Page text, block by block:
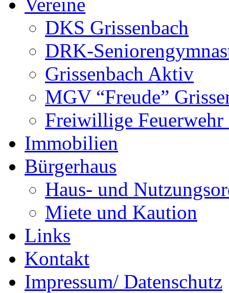
DKS Grissenbach
DRK-
Grissenbach Aktiv
MGV “Freude”
Freiwillige Feuerwehr
Immobilien
Bürgerhaus
Haus- und
Miete und Kaution
Links
Kontakt
Impressum/ Datenschutz